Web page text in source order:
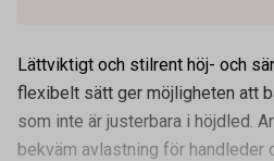
Lättviktigt och stilrent höj- och
flexibelt sätt ger möjligheten att
som inte är justerbara i höjdled.
bekväm avlastning för handleder